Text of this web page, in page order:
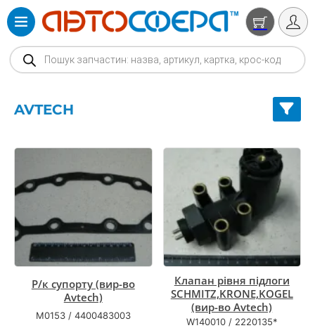
Products search
AVTECH
Р/к супорту (вир-во
Avtech)
M0153/ 4400483003
Клапан рівня підлоги
SCHMITZ,KRONE,KOGEL
(вир-во Avtech)
W140010/ 2220135*